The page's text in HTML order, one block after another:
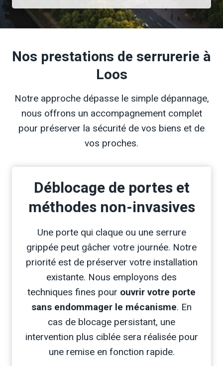
Nos prestations de serrurerie à
Loos
Notre approche dépasse le simple dépannage,
nous offrons un accompagnement complet
pour préserver la sécurité de vos biens et de
vos proches.
Déblocage de portes et
méthodes non-invasives
Une porte qui claque ou une serrure
grippée peut gâcher votre journée. Notre
priorité est de préserver votre installation
existante. Nous employons des
techniques fines pour ouvrir votre porte
sans endommager le mécanisme. En
cas de blocage persistant, une
intervention plus ciblée sera réalisée pour
une remise en fonction rapide.